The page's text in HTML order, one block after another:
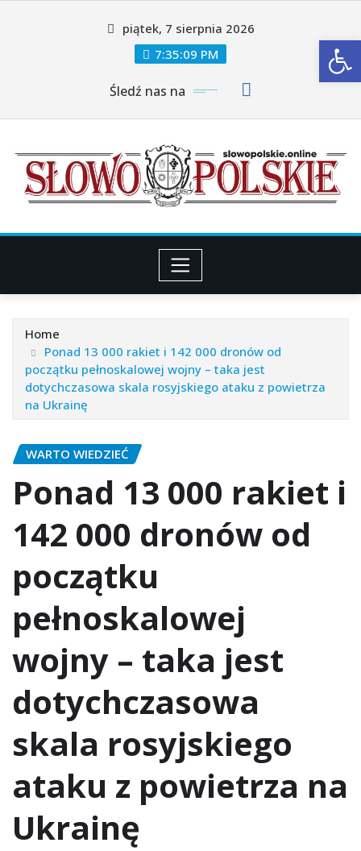
piątek, 7 sierpnia 2026
7:35:11 PM
Śledź nas na
Home
Ponad 13 000 rakiet i 142 000 dronów od
początku pełnoskalowej wojny – taka jest
dotychczasowa skala rosyjskiego ataku z powietrza
na Ukrainę
WARTO WIEDZIEĆ
Ponad 13 000 rakiet i
142 000 dronów od
początku
pełnoskalowej
wojny – taka jest
dotychczasowa
skala rosyjskiego
ataku z powietrza na
Ukrainę